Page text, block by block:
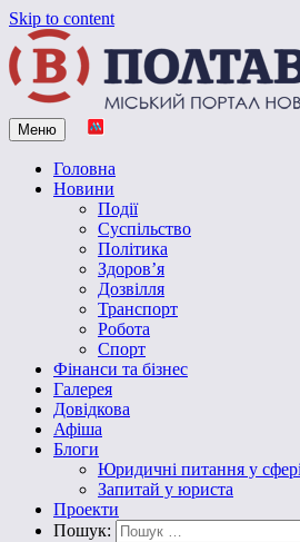
Skip to content
Vpoltave.info
Полтавський портал новин
Меню
Головна
Новини
Події
Суспільство
Політика
Здоров’я
Дозвілля
Транспорт
Робота
Спорт
Фінанси та бізнес
Галерея
Довідкова
Афіша
Блоги
Юридичні питання у
Запитай у юриста
Проекти
Пошук: